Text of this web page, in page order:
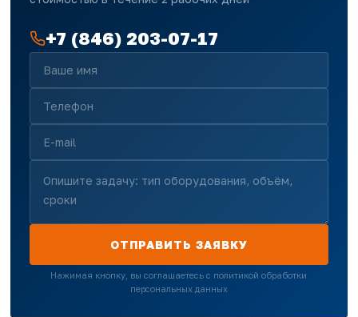
+7 (846) 203-07-17
ОТПРАВИТЬ ЗАЯВКУ
Нажимая кнопку, вы соглашаетесь с политикой обработки
персональных данных